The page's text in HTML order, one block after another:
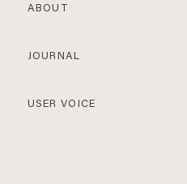
ABOUT
JOURNAL
USER VOICE